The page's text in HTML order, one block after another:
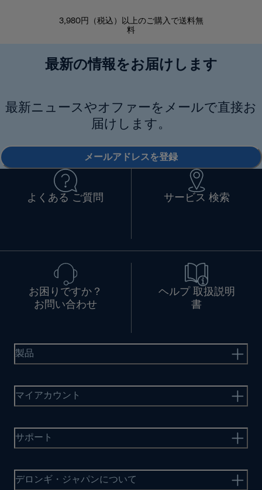
3,980円（税込）以上のご購入で送料無
料
最新の情報をお届けします
最新ニュースやオファーをメールで直接お
届けします。
メールアドレスを登録
よくある ご質問 サービス 検索
お困りですか？
お問い合わせ
ヘルプ 取扱説明
書
製品
マイアカウント
サポート
デロンギ・ジャパンについて